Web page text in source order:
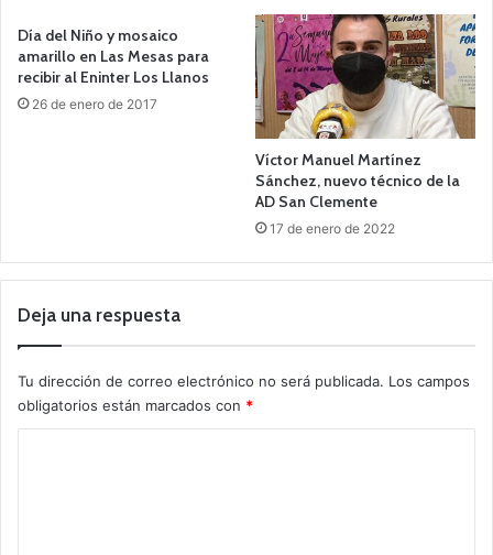
Día del Niño y mosaico
amarillo en Las Mesas para
recibir al Eninter Los Llanos
26 de enero de 2017
Víctor Manuel Martínez
Sánchez, nuevo técnico de la
AD San Clemente
17 de enero de 2022
Deja una respuesta
Tu dirección de correo electrónico no será publicada. Los campos
obligatorios están marcados con *